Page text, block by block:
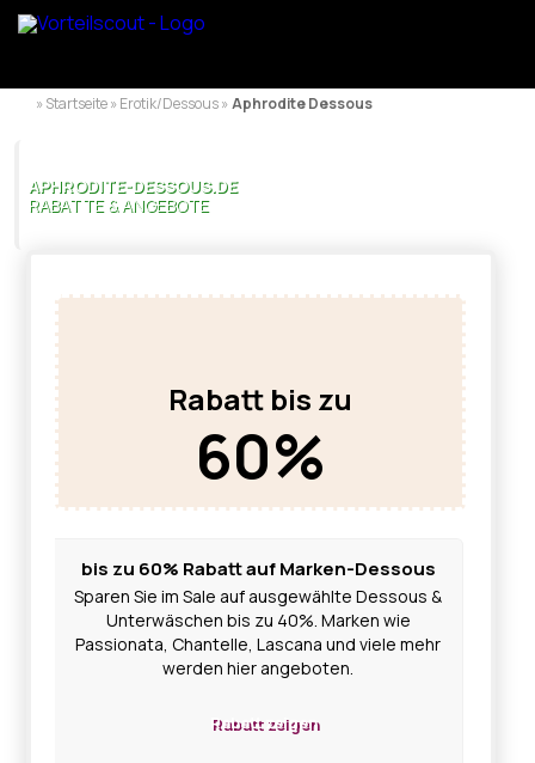
» Startseite » Erotik/Dessous »Aphrodite Dessous
APHRODITE-DESSOUS.DE
RABATTE & ANGEBOTE
Rabatt bis zu
60%
bis zu 60% Rabatt auf Marken-Dessous
Sparen Sie im Sale auf ausgewählte Dessous &
Unterwäschen bis zu 40%. Marken wie
Passionata, Chantelle, Lascana und viele mehr
werden hier angeboten.
Rabatt zeigen